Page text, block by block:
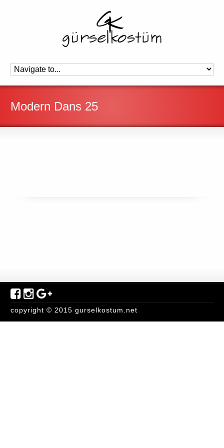
Modern Dans 25
copyright © 2015 gurselkostum.net